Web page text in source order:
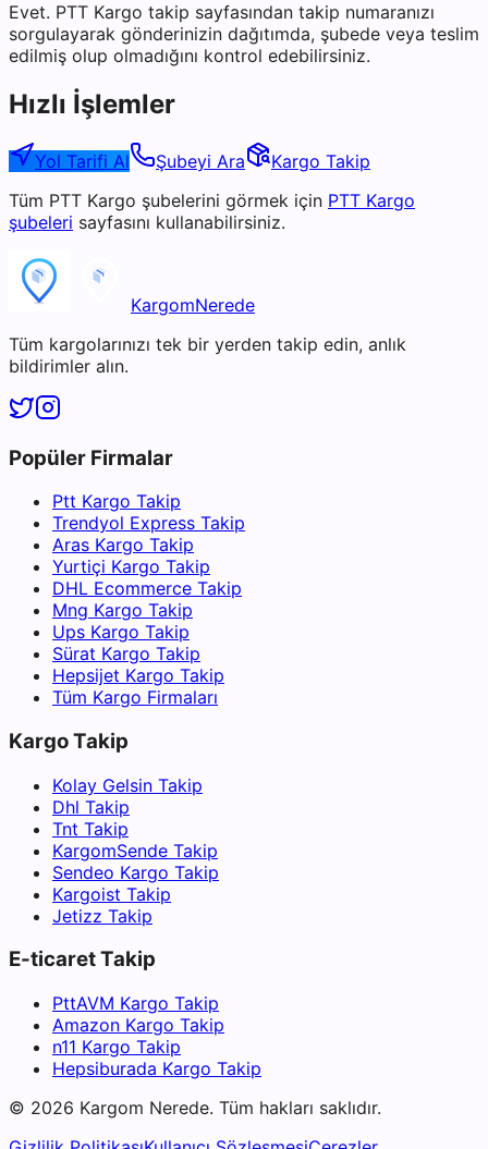
Evet. PTT Kargo takip sayfasından takip numaranızı
sorgulayarak gönderinizin dağıtımda, şubede veya teslim
edilmiş olup olmadığını kontrol edebilirsiniz.
Hızlı İşlemler
Yol Tarifi Al Şubeyi Ara
Kargo Takip
Tüm PTT Kargo şubelerini görmek için PTT Kargo
şubeleri sayfasını kullanabilirsiniz.
KargomNerede
Tüm kargolarınızı tek bir yerden takip edin, anlık
bildirimler alın.
Popüler Firmalar
Ptt Kargo Takip
Trendyol Express Takip
Aras Kargo Takip
Yurtiçi Kargo Takip
DHL Ecommerce Takip
Mng Kargo Takip
Ups Kargo Takip
Sürat Kargo Takip
Hepsijet Kargo Takip
Tüm Kargo Firmaları
Kargo Takip
Kolay Gelsin Takip
Dhl Takip
Tnt Takip
KargomSende Takip
Sendeo Kargo Takip
Kargoist Takip
Jetizz Takip
E-ticaret Takip
PttAVM Kargo Takip
Amazon Kargo Takip
n11 Kargo Takip
Hepsiburada Kargo Takip
© 2026 Kargom Nerede. Tüm hakları saklıdır.